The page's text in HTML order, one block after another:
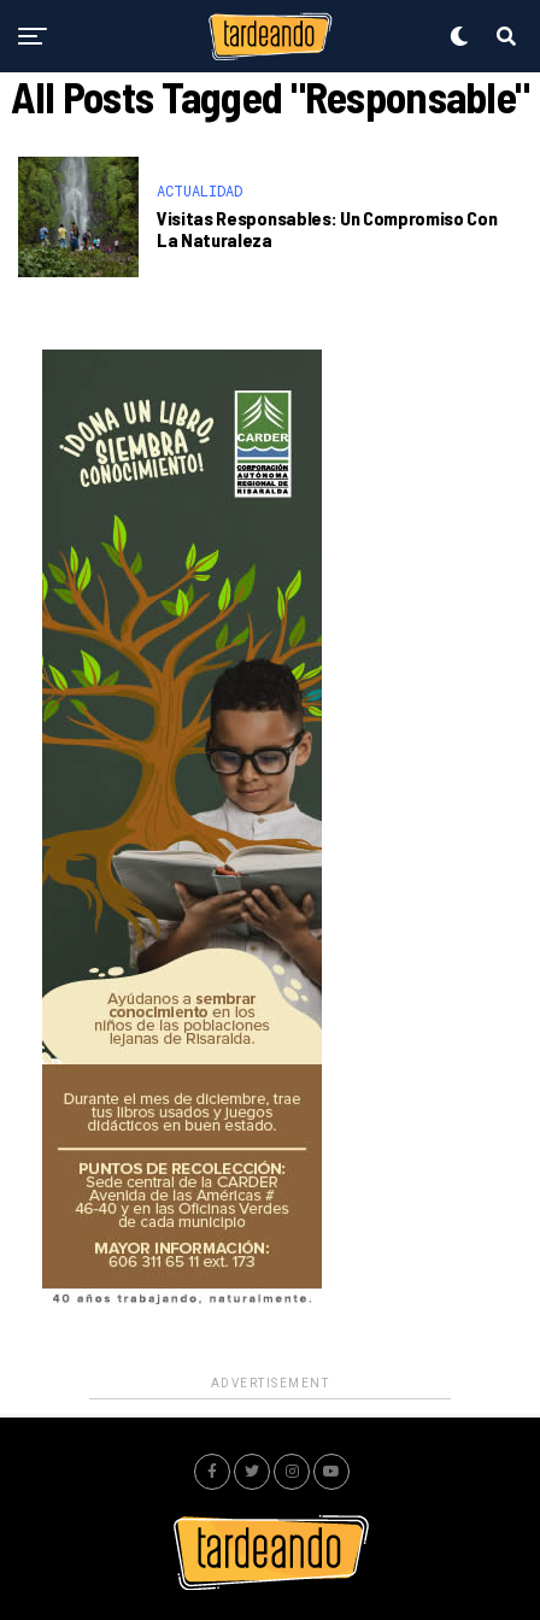
All Posts Tagged "Responsable"
ACTUALIDAD
Visitas Responsables: Un Compromiso Con
La Naturaleza
ADVERTISEMENT